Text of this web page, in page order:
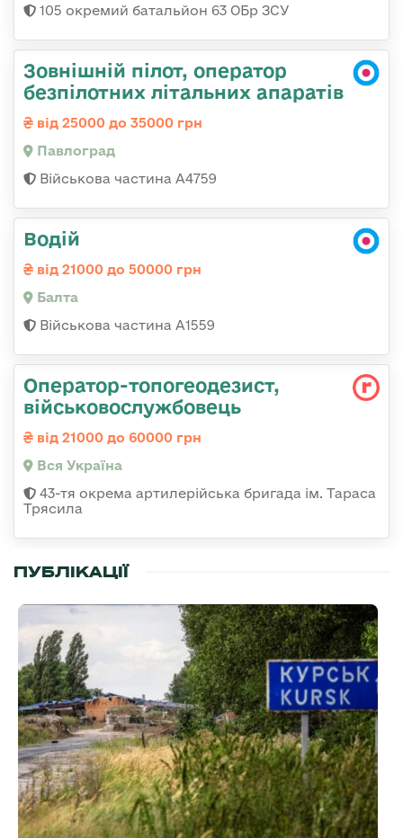
105 окремий батальйон 63 ОБр ЗСУ
Зовнішній пілот, оператор
безпілотних літальних апаратів
від 25000 до 35000 грн
Павлоград
Військова частина А4759
Водій
від 21000 до 50000 грн
Балта
Військова частина А1559
Оператор-топогеодезист,
військовослужбовець
від 21000 до 60000 грн
Вся Україна
43-тя окрема артилерійська бригада ім. Тараса
Трясила
ПУБЛІКАЦІЇ